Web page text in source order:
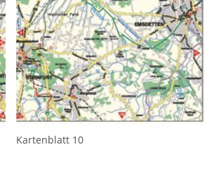
Kartenblatt 10